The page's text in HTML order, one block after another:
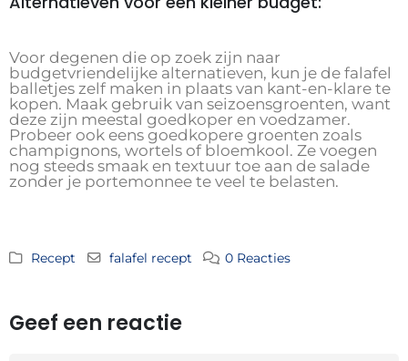
Voor degenen die op zoek zijn naar
budgetvriendelijke alternatieven, kun je de falafel
balletjes zelf maken in plaats van kant-en-klare te
kopen. Maak gebruik van seizoensgroenten, want
deze zijn meestal goedkoper en voedzamer.
Probeer ook eens goedkopere groenten zoals
champignons, wortels of bloemkool. Ze voegen
nog steeds smaak en textuur toe aan de salade
zonder je portemonnee te veel te belasten.
Recept falafel recept 0 Reacties
Geef een reactie